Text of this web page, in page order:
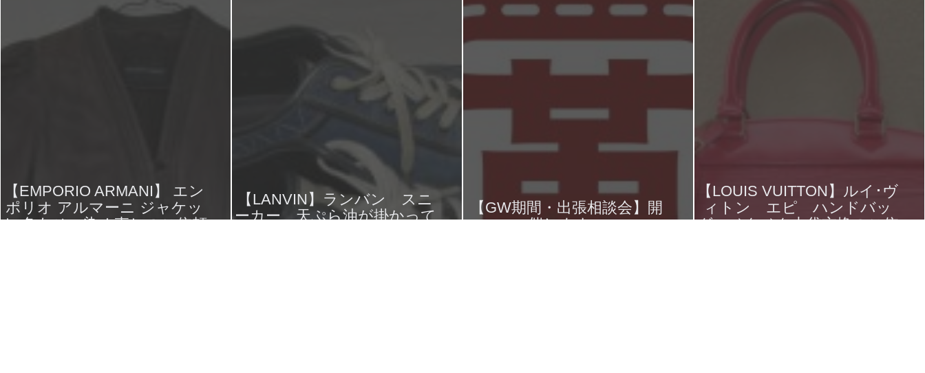
【EMPORIO ARMANI】 エン
ポリオ アルマーニ ジャケッ
ト 色あせ 染め直しのご依頼
【LANVIN】ランバン スニ
ーカー 天ぷら油が掛かって
【GW期間・出張相談会】開
催します。
【LOUIS VUITTON】ルイ･ヴ
ィトン エピ ハンドバッ
グ ベタベタ内袋交換のご依